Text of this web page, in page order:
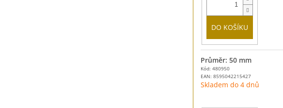
DO KOŠÍKU
Kód: 480950
EAN: 8595042215427
Průměr: 50 mm
Skladem do 4 dnů